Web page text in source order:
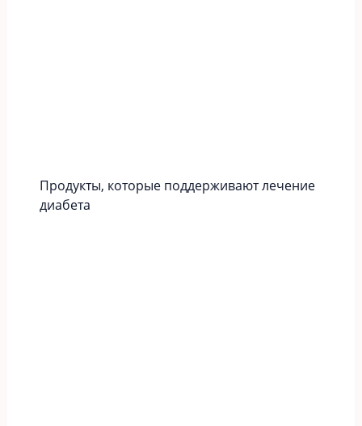
Продукты, которые поддерживают лечение
диабета